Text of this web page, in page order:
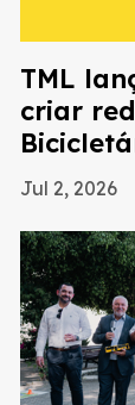
TML
criar
Jul 2, 2026